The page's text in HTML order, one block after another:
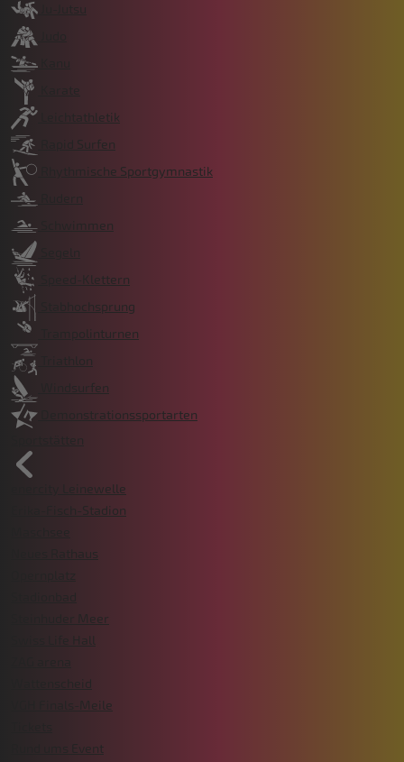
Ju-Jutsu
Leichtathletik
Rapid Surfen
Rhythmische Sportgymnastik
Rudern
Schwimmen
Segeln
Speed-Klettern
Stabhochsprung
Trampolinturnen
Triathlon
Windsurfen
Demonstrationssportarten
Sportstätten
enercity Leinewelle
Erika-Fisch-Stadion
Neues Rathaus
Steinhuder Meer
Swiss Life Hall
Wattenscheid
VGH Finals-Meile
Rund ums Event